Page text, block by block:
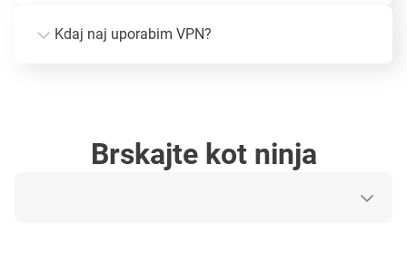
Kdaj naj uporabim VPN?
Brskajte kot ninja